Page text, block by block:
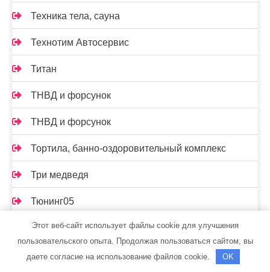
Техника тела, сауна
Технотим Автосервис
Титан
ТНВД и форсунок
ТНВД и форсунок
Тортила, банно-оздоровительный комплекс
Три медведя
Тюнинг05
Урал, пансионат
Установочный центр Pandora
Этот веб-сайт использует файлы cookie для улучшения
пользовательского опыта. Продолжая пользоваться сайтом, вы
даете согласие на использование файлов cookie.
OK